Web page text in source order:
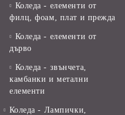
Коледа - елементи от
филц, фоам, плат и прежда
Коледа - елементи от
дърво
Коледа - звънчета,
камбанки и метални
елементи
Коледа - Лампички,